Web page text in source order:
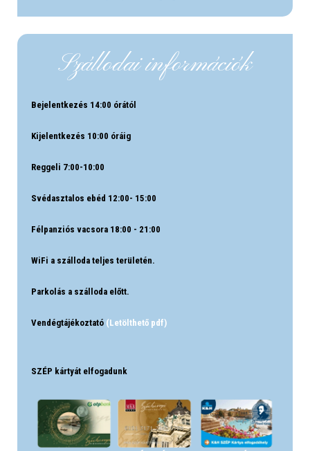
Szállodai információk
Bejelentkezés 14:00 órától
Kijelentkezés 10:00 óráig
Reggeli 7:00-10:00
Svédasztalos ebéd 12:00- 15:00
Félpanziós vacsora 18:00 - 21:00
WiFi a szálloda teljes területén.
Parkolás a szálloda előtt.
Vendégtájékoztató (Letölthető pdf)
SZÉP kártyát elfogadunk